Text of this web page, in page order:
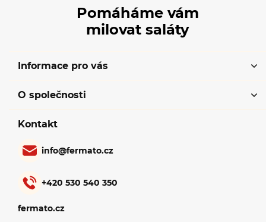
Pomáháme vám
milovat saláty
Informace pro vás
O společnosti
Kontakt
info@fermato.cz
+420 530 540 350
fermato.cz